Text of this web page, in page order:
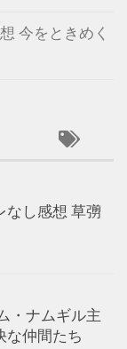
今をときめく
なし感想 草彅
・ナムギル主
仲間たち